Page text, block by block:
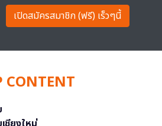
เปิดสมัครสมาชิก (ฟรี) เร็วๆนี้
CONTENT